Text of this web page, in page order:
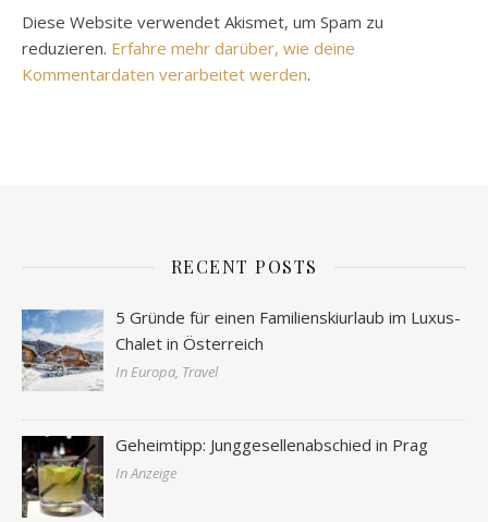
Diese Website verwendet Akismet, um Spam zu
reduzieren. Erfahre mehr darüber, wie deine
Kommentardaten verarbeitet werden.
RECENT POSTS
5 Gründe für einen Familienskiurlaub im Luxus-
Chalet in Österreich
In Europa, Travel
Geheimtipp: Junggesellenabschied in Prag
In Anzeige